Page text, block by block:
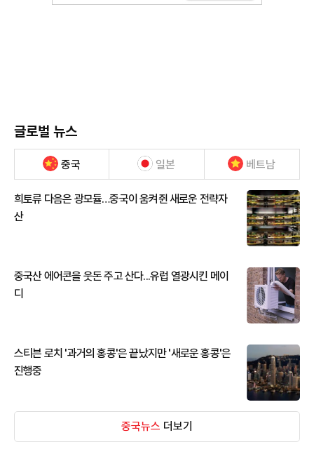
글로벌 뉴스
중국 일본 베트남
희토류 다음은 광모듈…중국이 움켜쥔 새로운 전략자
산
중국산 에어콘을 웃돈 주고 산다...유럽 열광시킨 메이
디
스티븐 로치 '과거의 홍콩'은 끝났지만 '새로운 홍콩'은
진행중
중국뉴스 더보기